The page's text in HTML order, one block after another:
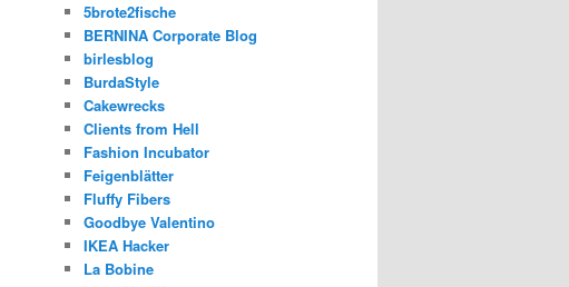
5brote2fische
BERNINA Corporate Blog
birlesblog
BurdaStyle
Cakewrecks
Clients from Hell
Fashion Incubator
Feigenblätter
Fluffy Fibers
Goodbye Valentino
IKEA Hacker
La Bobine